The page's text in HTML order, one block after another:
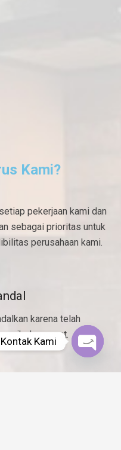
Kami?
pekerjaan kami dan
sebagai prioritas untuk
perusahaan kami.
karena telah
dan cepat.
Kontak Kami